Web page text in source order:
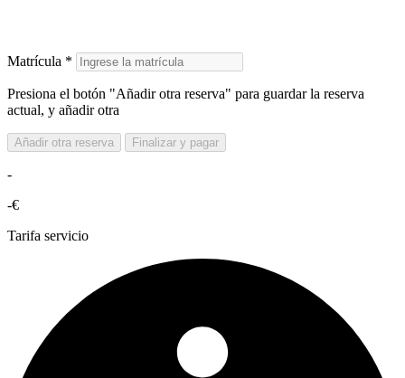
Matrícula *
Presiona el botón "Añadir otra reserva" para guardar la reserva
actual, y añadir otra
Añadir otra reserva Finalizar y pagar
-
-€
Tarifa servicio